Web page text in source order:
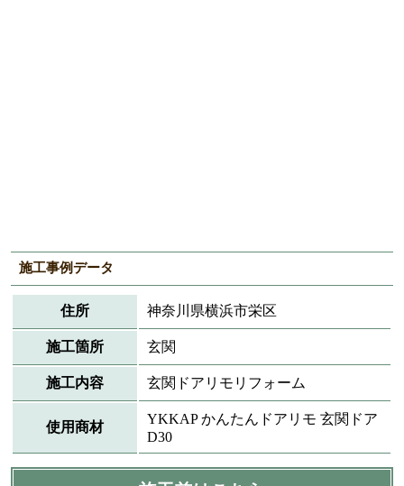
施工事例データ
住所 神奈川県横浜市栄区
施工箇所 玄関
施工内容 玄関ドアリモリフォーム
使用商材
YKKAP かんたんドアリモ 玄関ドア
D30